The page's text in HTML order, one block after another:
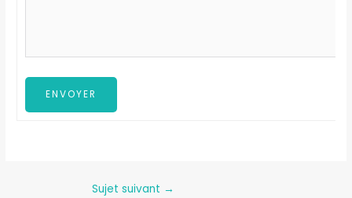
ENVOYER
Sujet suivant →